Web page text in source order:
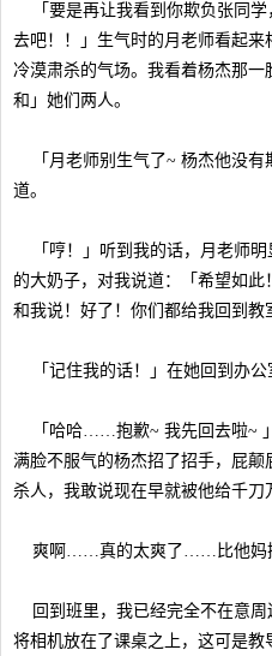
「要是再让我看到你欺负张同学
去吧！！」生气时的月老师看起
冷漠肃杀的气场。我看着杨杰那
和」她们两人。
「月老师别生气了~ 杨杰他没
道。
「哼！」听到我的话，月老师明
的大奶子，对我说道：「希望如
和我说！好了！你们都给我回到教
「记住我的话！」在她回到办公
「哈哈……抱歉~ 我先回去啦~
满脸不服气的杨杰招了招手，屁
杀人，我敢说现在早就被他给千刀
爽啊……真的太爽了……比他妈撸
回到班里，我已经完全不在意周
将相机放在了课桌之上，这可是